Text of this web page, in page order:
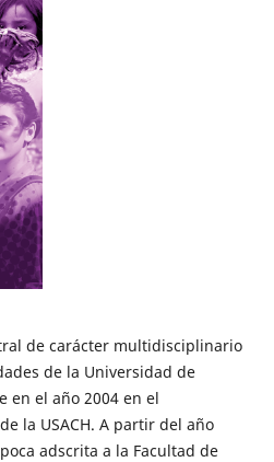
de carácter multidisciplinario
de la Universidad de
en el año 2004 en el
la USACH. A partir del año
adscrita a la Facultad de